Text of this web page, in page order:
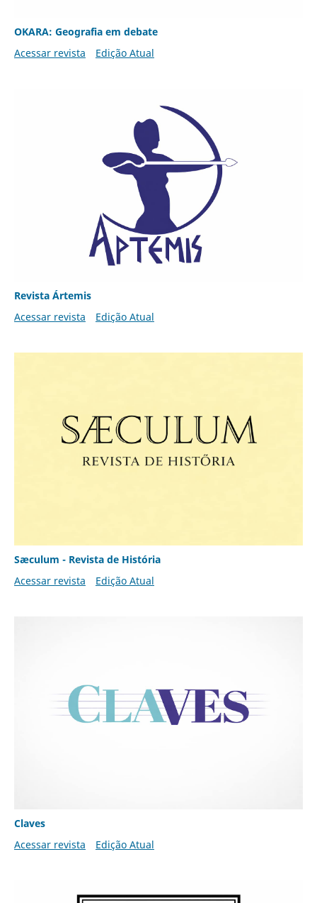
OKARA: Geografia em debate
Acessar revista
Edição Atual
Revista Ártemis
Acessar revista
Edição Atual
Sæculum - Revista de História
Acessar revista
Edição Atual
Claves
Acessar revista
Edição Atual